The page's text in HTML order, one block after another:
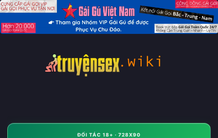
Skip to content
ĐỐI TÁC 18+ · 728X90